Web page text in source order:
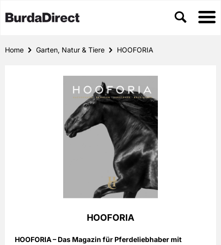
Home Garten, Natur & Tiere HOOFORIA
HOOFORIA
HOOFORIA – Das Magazin für Pferdeliebhaber mit